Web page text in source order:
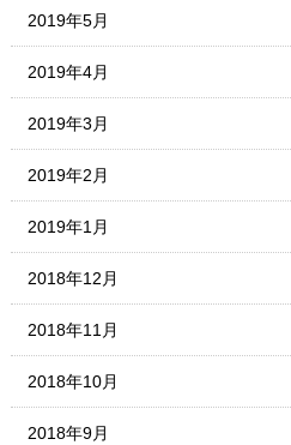
2019年5月
2019年4月
2019年3月
2019年2月
2019年1月
2018年12月
2018年11月
2018年10月
2018年9月